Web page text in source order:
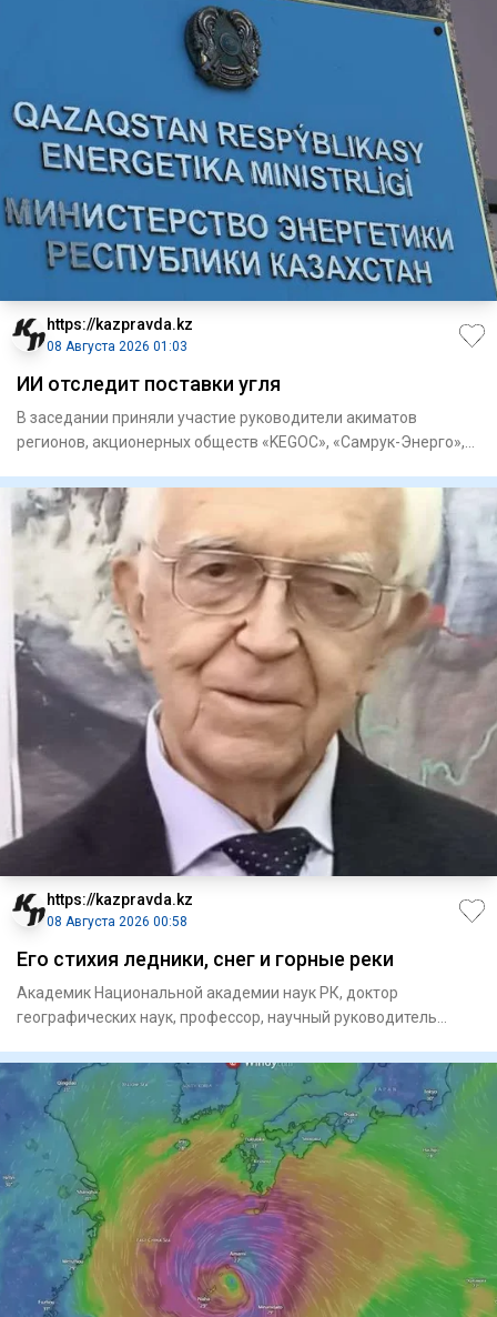
https://kazpravda.kz
08 Августа 2026 01:03
ИИ отследит поставки угля
В заседании приняли участие руководители акиматов
регионов, акционерных обществ «KEGOC», «Самрук-Энерго»,
https://kazpravda.kz
08 Августа 2026 00:58
Его стихия ледники, снег и горные реки
Академик Национальной академии наук РК, доктор
географических наук, профессор, научный руководитель